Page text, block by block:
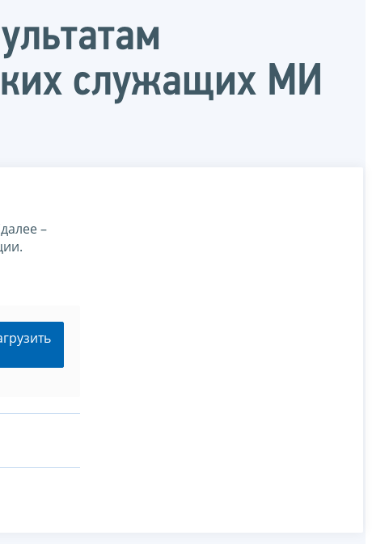
служащих МИ
–